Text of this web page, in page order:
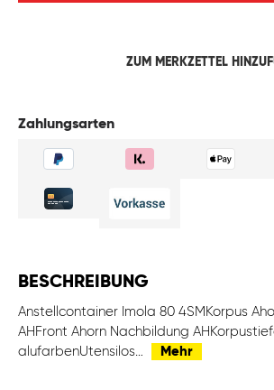
ZUM MERKZETTEL
Zahlungsarten
BESCHREIBUNG
Anstellcontainer Imola 80 4SMKorpus
AHFront Ahorn Nachbildung
alufarbenUtensilos…
Mehr